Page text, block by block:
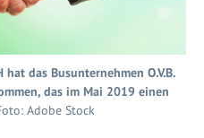
das Busunternehmen O.V.B.
das im Mai 2019 einen
Adobe Stock